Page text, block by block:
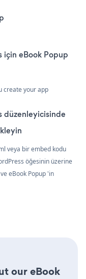
için eBook Popup
create your app
düzenleyicisinde
veya bir embed kodu
öğesinin üzerine
ve eBook Popup 'in
our eBook